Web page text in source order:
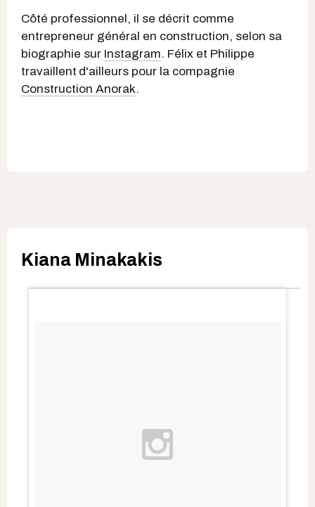
Côté professionnel, il se décrit comme
entrepreneur général en construction, selon sa
biographie sur Instagram. Félix et Philippe
travaillent d'ailleurs pour la compagnie
Construction Anorak.
Kiana Minakakis